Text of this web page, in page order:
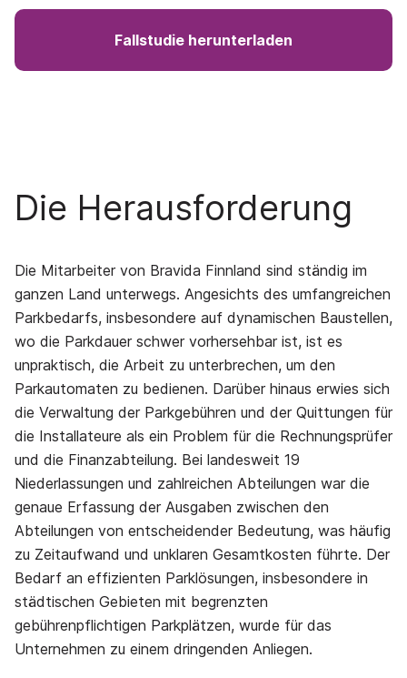
Fallstudie herunterladen
Die Herausforderung
Die Mitarbeiter von Bravida Finnland sind ständig im
ganzen Land unterwegs. Angesichts des umfangreichen
Parkbedarfs, insbesondere auf dynamischen Baustellen,
wo die Parkdauer schwer vorhersehbar ist, ist es
unpraktisch, die Arbeit zu unterbrechen, um den
Parkautomaten zu bedienen. Darüber hinaus erwies sich
die Verwaltung der Parkgebühren und der Quittungen für
die Installateure als ein Problem für die Rechnungsprüfer
und die Finanzabteilung. Bei landesweit 19
Niederlassungen und zahlreichen Abteilungen war die
genaue Erfassung der Ausgaben zwischen den
Abteilungen von entscheidender Bedeutung, was häufig
zu Zeitaufwand und unklaren Gesamtkosten führte. Der
Bedarf an effizienten Parklösungen, insbesondere in
städtischen Gebieten mit begrenzten
gebührenpflichtigen Parkplätzen, wurde für das
Unternehmen zu einem dringenden Anliegen.